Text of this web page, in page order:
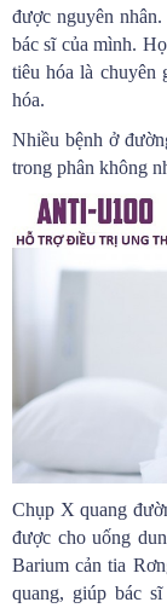
được nguyên
bác sĩ của mình.
tiêu hóa là chuyên
hóa.
Nhiều bệnh ở
trong phân không
Chụp X quang
được cho uống
Barium cản tia
quang, giúp bác